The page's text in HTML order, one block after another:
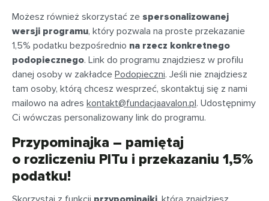
Możesz również skorzystać ze spersonalizowanej
wersji programu, który pozwala na proste przekazanie
1,5% podatku bezpośrednio na rzecz konkretnego
podopiecznego. Link do programu znajdziesz w profilu
danej osoby w zakładce Podopieczni. Jeśli nie znajdziesz
tam osoby, którą chcesz wesprzeć, skontaktuj się z nami
mailowo na adres kontakt@fundacjaavalon.pl. Udostępnimy
Ci wówczas personalizowany link do programu.
Przypominajka – pamiętaj
o rozliczeniu PITu i przekazaniu 1,5%
podatku!